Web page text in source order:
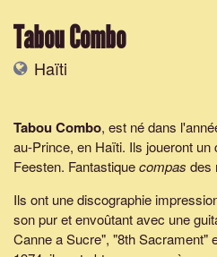
Tabou Combo
Haïti
Tabou Combo, est né dans
au-Prince, en Haïti. Ils joueront
Feesten. Fantastiquecompas des
Ils ont une discographie
son pur et envoûtant avec une
Canne a Sucre", "8th Sacrament"